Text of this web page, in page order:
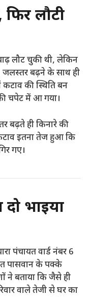
लौटी
लौट चुकी थी, लेकिन
जलस्तर बढ़ने के साथ ही
कटाव की स्थिति बन
चपेट में आ गया।
बढ़ते ही किनारे की
इतना तेज हुआ कि
गए।
भाइयों
पंचायत वार्ड नंबर 6
पासवान के पक्के
ने बताया कि जैसे ही
वाले तेजी से घर का